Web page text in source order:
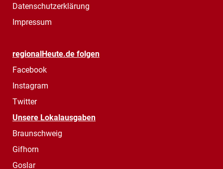
Datenschutzerklärung
Impressum
regionalHeute.de folgen
Facebook
Instagram
Twitter
Unsere Lokalausgaben
Braunschweig
Gifhorn
Goslar